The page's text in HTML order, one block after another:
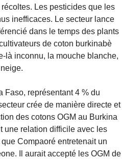
Les pesticides que les
inefficaces. Le secteur lance
dans le temps des plants
de coton burkinabè
là inconnu, la mouche blanche,
Faso, représentant 4 % du
crée de manière directe et
des cotons OGM au Burkina
une relation difficile avec les
Compaoré entretenait un
Il aurait accepté les OGM de